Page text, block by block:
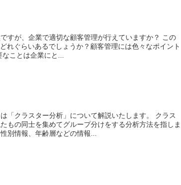
すが、企業で適切な顧客管理が行えていますか？ この
れぐらいあるでしょうか？顧客管理には色々なポイント
ことは企業にと...
「クラスター分析」について解説いたします。 クラス
もの同士を集めてグループ分けをする分析方法を指しま
別情報、年齢層などの情報...